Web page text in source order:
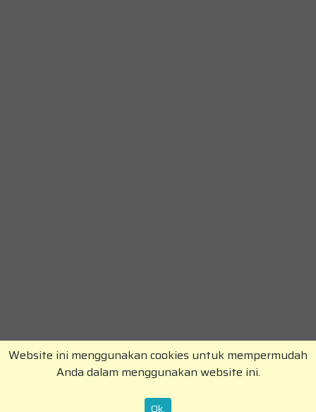
Copyright © RajaKomen.com 2026 All Rights
Reserved.
Website ini menggunakan cookies untuk mempermudah
Anda dalam menggunakan website ini.
Ok.